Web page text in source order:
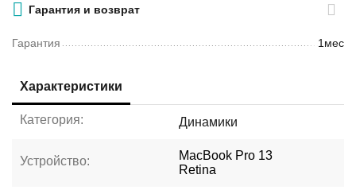
Гарантия и возврат
Гарантия 1мес
Характеристики
Категория: Динамики
Устройство:
MacBook Pro 13
Retina